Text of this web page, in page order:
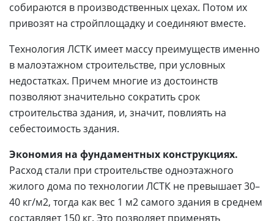
собираются в производственных цехах. Потом их
привозят на стройплощадку и соединяют вместе.
Технология ЛСТК имеет массу преимуществ именно
в малоэтажном строительстве, при условных
недостатках. Причем многие из достоинств
позволяют значительно сократить срок
строительства здания, и, значит, повлиять на
себестоимость здания.
Экономия на фундаментных конструкциях.
Расход стали при строительстве одноэтажного
жилого дома по технологии ЛСТК не превышает 30–
40 кг/м2, тогда как вес 1 м2 самого здания в среднем
составляет 150 кг. Это позволяет применять